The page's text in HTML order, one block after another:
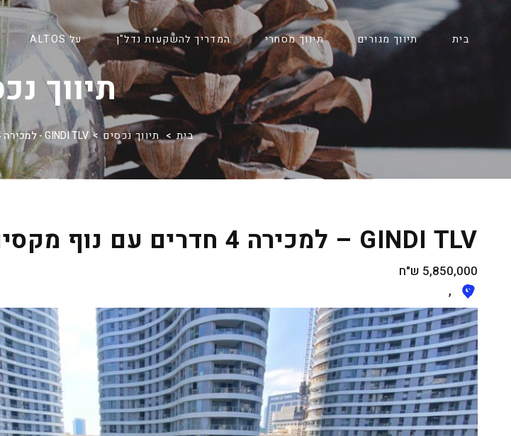
בית תיווך מגורים תיווך מסחרי המדריך להשקעות נדל"ן על ALTOS
תיווך
בית > תיווך נכסים > GINDI TLV - למכירה 4 חדרים עם נוף מקסים לפארק
GINDI TLV – למכירה 4 חדרים עם נוף מקסים לפארק
5,850,000 ש"ח
,